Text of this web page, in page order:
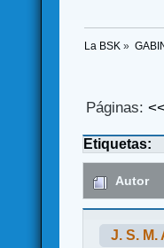
La BSK »
Páginas: <<
Etiquetas:
Autor
J. S. M.